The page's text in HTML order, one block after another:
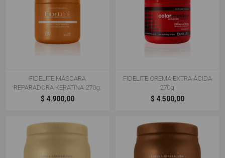
FIDELITE MÁSCARA
REPARADORA KERATINA 270g.
$ 4.900,00
FIDELITE CREMA EXTRA ÁCIDA
270g.
$ 4.500,00